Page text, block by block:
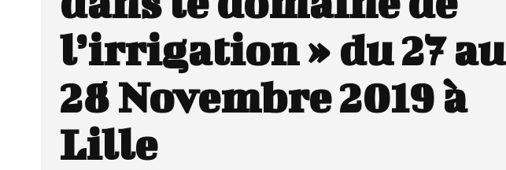
l’irrigation » du 27 au
28 Novembre 2019 à
Lille